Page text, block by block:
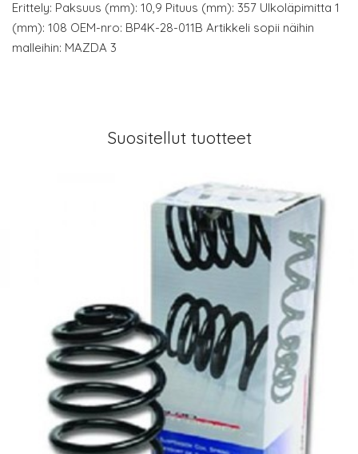
Erittely: Paksuus (mm): 10,9 Pituus (mm): 357 Ulkoläpimitta 1
(mm): 108 OEM-nro: BP4K-28-011B Artikkeli sopii näihin
malleihin: MAZDA 3
Suositellut tuotteet